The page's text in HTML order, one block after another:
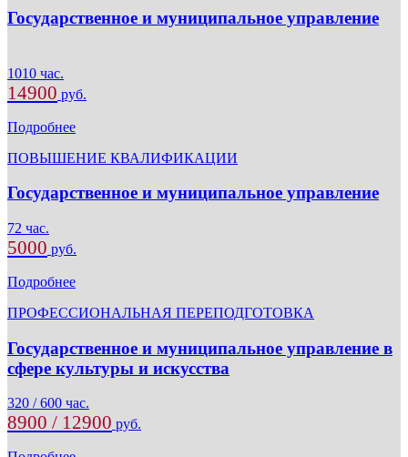
Государственное и муниципальное управление
1010 час.
14900 руб.
Подробнее
ПОВЫШЕНИЕ КВАЛИФИКАЦИИ
Государственное и муниципальное управление
72 час.
5000 руб.
Подробнее
ПРОФЕССИОНАЛЬНАЯ ПЕРЕПОДГОТОВКА
Государственное и муниципальное управление в
сфере культуры и искусства
320 / 600 час.
8900 / 12900 руб.